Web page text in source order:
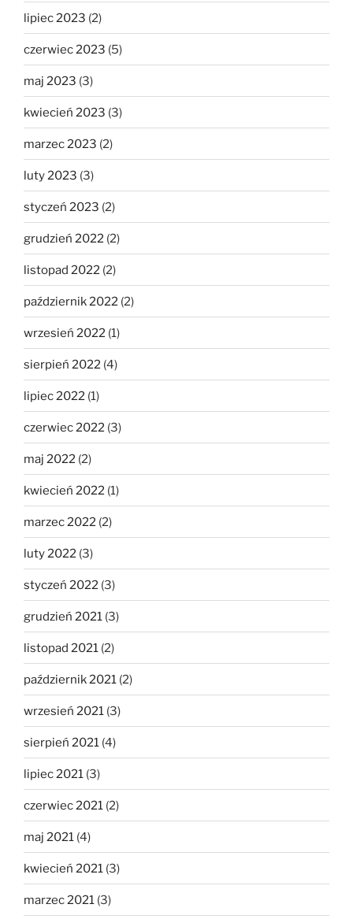
lipiec 2023 (2)
czerwiec 2023 (5)
maj 2023 (3)
kwiecień 2023 (3)
marzec 2023 (2)
luty 2023 (3)
styczeń 2023 (2)
grudzień 2022 (2)
listopad 2022 (2)
październik 2022 (2)
wrzesień 2022 (1)
sierpień 2022 (4)
lipiec 2022 (1)
czerwiec 2022 (3)
maj 2022 (2)
kwiecień 2022 (1)
marzec 2022 (2)
luty 2022 (3)
styczeń 2022 (3)
grudzień 2021 (3)
listopad 2021 (2)
październik 2021 (2)
wrzesień 2021 (3)
sierpień 2021 (4)
lipiec 2021 (3)
czerwiec 2021 (2)
maj 2021 (4)
kwiecień 2021 (3)
marzec 2021 (3)